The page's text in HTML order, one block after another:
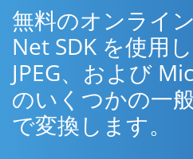
無料のオンライ
Net SDK を使用
JPEG、および
のいくつかの一
で変換します。